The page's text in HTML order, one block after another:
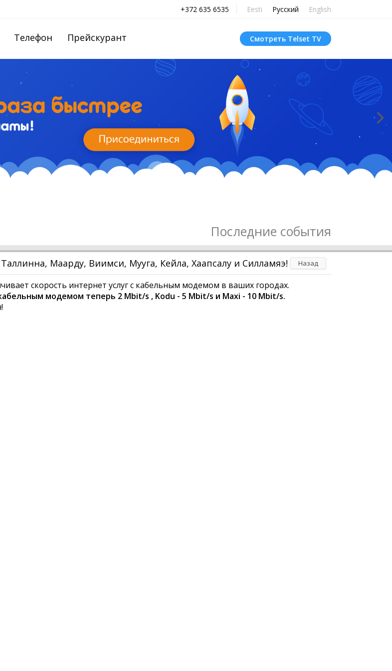
+372 635 6535 Eesti Русский English
Телефон Прейскурант Смотреть Telset TV
Последние события
Маарду, Виимси, Мууга, Кейла, Хаапсалу и Силламяэ! Назад
скорость интернет услуг с кабельным модемом в ваших городах.
модемом теперь 2 Mbit/s , Kodu - 5 Mbit/s и Maxi - 10 Mbit/s.